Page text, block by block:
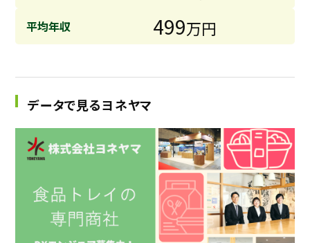
平均年収 499万円
データで見るヨネヤマ